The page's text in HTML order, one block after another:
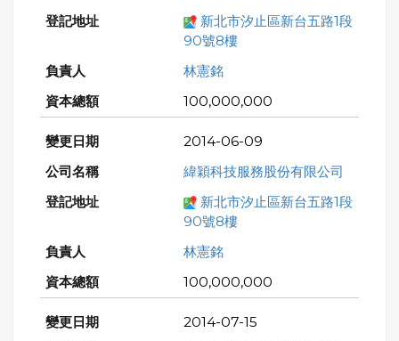
新北市汐止區新台五路1段
90號8樓
林憲銘
100,000,000
2014-06-09
緯穎科技服務股份有限公司
新北市汐止區新台五路1段
90號8樓
林憲銘
100,000,000
2014-07-15